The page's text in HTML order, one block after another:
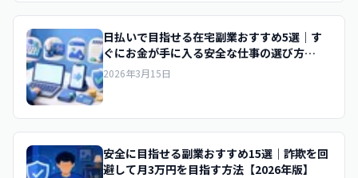
日払いで目指せる在宅副業おすすめ5選｜す
ぐにお金が手に入る安全な仕事の選び方
【2026年版】
2026年3月15日
安全に目指せる副業おすすめ15選｜詐欺を回
避して月3万円を目指す方法【2026年版】